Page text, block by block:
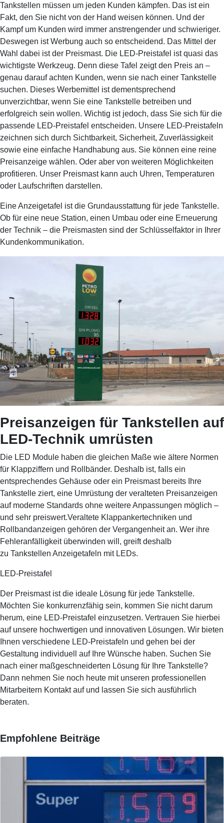
Tankstellen müssen um jeden Kunden kämpfen. Das ist ein
Fakt, den Sie nicht von der Hand weisen können. Und der
Kampf um Kunden wird immer anstrengender und schwieriger.
Deswegen ist Werbung auch so entscheidend. Das Mittel der
Wahl dabei ist der Preismast. Die LED-Preistafel ist quasi das
wichtigste Werkzeug. Denn diese Tafel zeigt den Preis an –
genau darauf achten Kunden, wenn sie nach einer Tankstelle
suchen. Dieses Werbemittel ist dementsprechend
unverzichtbar, wenn Sie eine Tankstelle betreiben und
erfolgreich sein wollen. Wichtig ist jedoch, dass Sie sich für die
passende LED-Preistafel entscheiden. Unsere LED-Preistafeln
zeichnen sich durch Sichtbarkeit, Sicherheit, Zuverlässigkeit
sowie eine einfache Handhabung aus. Sie können eine reine
Preisanzeige wählen. Oder aber von weiteren Möglichkeiten
profitieren. Unser Preismast kann auch Uhren, Temperaturen
oder Laufschriften darstellen.
Eine Anzeigetafel ist die Grundausstattung für jede Tankstelle.
Ob für eine neue Station, einen Umbau oder eine Erneuerung
der Technik – die Preismasten sind der Schlüsselfaktor in Ihrer
Kundenkommunikation.
Preisanzeigen für Tankstellen auf
LED-Technik umrüsten
Die LED Module haben die gleichen Maße wie ältere Normen
für Klappziffern und Rollbänder. Deshalb ist, falls ein
entsprechendes Gehäuse oder ein Preismast bereits Ihre
Tankstelle ziert, eine Umrüstung der veralteten Preisanzeigen
auf moderne Standards ohne weitere Anpassungen möglich –
und sehr preiswert.Veraltete Klappankertechniken und
Rollbandanzeigen gehören der Vergangenheit an. Wer ihre
Fehleranfälligkeit überwinden will, greift deshalb
zu Tankstellen Anzeigetafeln mit LEDs.
LED-Preistafel
Der Preismast ist die ideale Lösung für jede Tankstelle.
Möchten Sie konkurrenzfähig sein, kommen Sie nicht darum
herum, eine LED-Preistafel einzusetzen. Vertrauen Sie hierbei
auf unsere hochwertigen und innovativen Lösungen. Wir bieten
Ihnen verschiedene LED-Preistafeln und gehen bei der
Gestaltung individuell auf Ihre Wünsche haben. Suchen Sie
nach einer maßgeschneiderten Lösung für Ihre Tankstelle?
Dann nehmen Sie noch heute mit unseren professionellen
Mitarbeitern Kontakt auf und lassen Sie sich ausführlich
beraten.
Empfohlene Beiträge